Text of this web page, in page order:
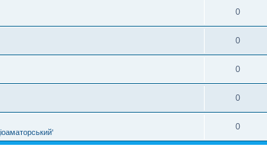
0
0
0
0
0